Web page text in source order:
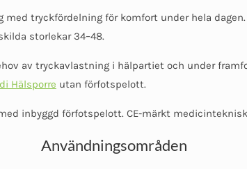
tryckfördelning för komfort under hela
storlekar 34–48.
av tryckavlastning i hälpartiet och under
Hälsporre utan förfotspelott.
inbyggd förfotspelott. CE-märkt
Användningsområden